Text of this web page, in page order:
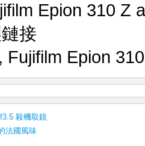
Epion 310 Z
接
, Fujifilm Epion
殺機取鏡
法國風味